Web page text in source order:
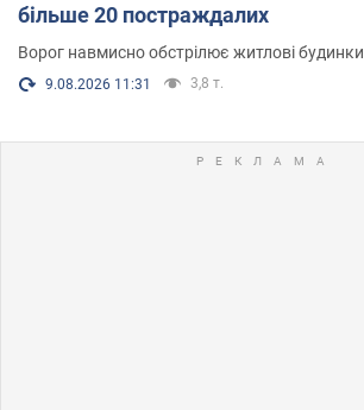
більше 20 постраждалих
Ворог навмисно обстрілює житлові будинки
9.08.2026 11:31 3,8 т.